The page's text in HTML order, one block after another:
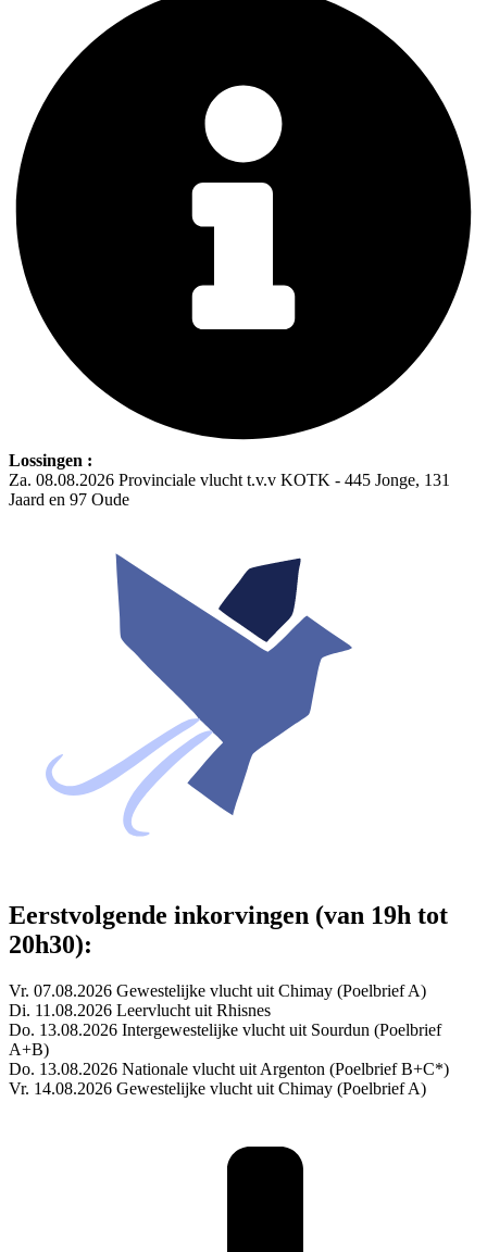
Lossingen :
Za. 08.08.2026 Provinciale vlucht t.v.v KOTK - 445 Jonge, 131
Jaard en 97 Oude
Eerstvolgende inkorvingen (van 19h tot
20h30):
Vr. 07.08.2026 Gewestelijke vlucht uit Chimay (Poelbrief A)
Di. 11.08.2026 Leervlucht uit Rhisnes
Do. 13.08.2026 Intergewestelijke vlucht uit Sourdun (Poelbrief
A+B)
Do. 13.08.2026 Nationale vlucht uit Argenton (Poelbrief B+C*)
Vr. 14.08.2026 Gewestelijke vlucht uit Chimay (Poelbrief A)